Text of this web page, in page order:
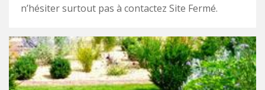
n’hésiter surtout pas à contactez Site Fermé.